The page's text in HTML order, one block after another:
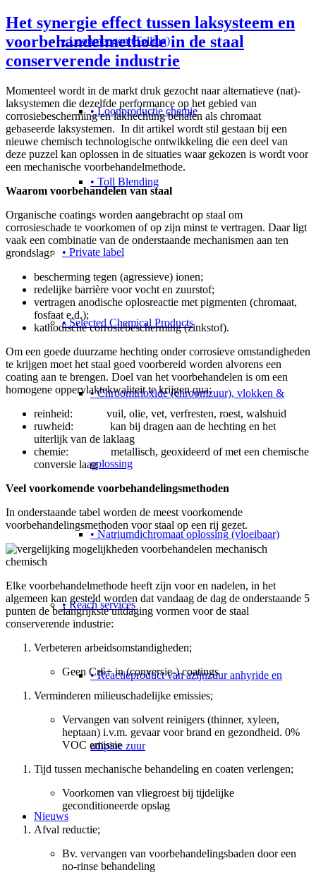
• Loonmengen (Tolling)
• Loonproductie chemie
• Toll Blending
• Private label
• Selected Chemical Products
• Chroomtrioxide (chroomzuur), vlokken &
oplossing
• Natriumdichromaat oplossing (vloeibaar)
• Reach services
• Reactieproduct van azijnzuur anhyride en
adipine zuur
Nieuws
Het synergie effect tussen laksysteem en
voorbehandelmethode in de staal
conserverende industrie
Momenteel wordt in de markt druk gezocht naar alternatieve (nat)-
laksystemen die dezelfde performance op het gebied van
corrosiebescherming en lakhechting behalen als chromaat
gebaseerde laksystemen. In dit artikel wordt stil gestaan bij een
nieuwe chemisch technologische ontwikkeling die een deel van
deze puzzel kan oplossen in de situaties waar gekozen is wordt voor
een mechanische voorbehandelmethode.
Waarom voorbehandelen van staal
Organische coatings worden aangebracht op staal om
corrosieschade te voorkomen of op zijn minst te vertragen. Daar ligt
vaak een combinatie van de onderstaande mechanismen aan ten
grondslag:
bescherming tegen (agressieve) ionen;
redelijke barrière voor vocht en zuurstof;
vertragen anodische oplosreactie met pigmenten (chromaat,
fosfaat e.d.);
kathodische corrosiebescherming (zinkstof).
Om een goede duurzame hechting onder corrosieve omstandigheden
te krijgen moet het staal goed voorbereid worden alvorens een
coating aan te brengen. Doel van het voorbehandelen is om een
homogene oppervlaktekwaliteit te krijgen qua:
reinheid: vuil, olie, vet, verfresten, roest, walshuid
ruwheid: kan bij dragen aan de hechting en het
uiterlijk van de laklaag
chemie: metallisch, geoxideerd of met een chemische
conversie laag
Veel voorkomende voorbehandelingsmethoden
In onderstaande tabel worden de meest voorkomende
voorbehandelingsmethoden voor staal op een rij gezet.
Elke voorbehandelmethode heeft zijn voor en nadelen, in het
algemeen kan gesteld worden dat vandaag de dag de onderstaande 5
punten de belangrijkste uitdaging vormen voor de staal
conserverende industrie:
Verbeteren arbeidsomstandigheden;
Geen Cr6+ in (conversie-) coatings
Verminderen milieuschadelijke emissies;
Vervangen van solvent reinigers (thinner, xyleen,
heptaan) i.v.m. gevaar voor brand en gezondheid. 0%
VOC emissie
Tijd tussen mechanische behandeling en coaten verlengen;
Voorkomen van vliegroest bij tijdelijke
geconditioneerde opslag
Afval reductie;
Bv. vervangen van voorbehandelingsbaden door een
no-rinse behandeling